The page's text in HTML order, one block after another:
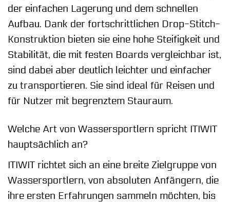
der einfachen Lagerung und dem schnellen
Aufbau. Dank der fortschrittlichen Drop-Stitch-
Konstruktion bieten sie eine hohe Steifigkeit und
Stabilität, die mit festen Boards vergleichbar ist,
sind dabei aber deutlich leichter und einfacher
zu transportieren. Sie sind ideal für Reisen und
für Nutzer mit begrenztem Stauraum.
Welche Art von Wassersportlern spricht ITIWIT
hauptsächlich an?
ITIWIT richtet sich an eine breite Zielgruppe von
Wassersportlern, von absoluten Anfängern, die
ihre ersten Erfahrungen sammeln möchten, bis